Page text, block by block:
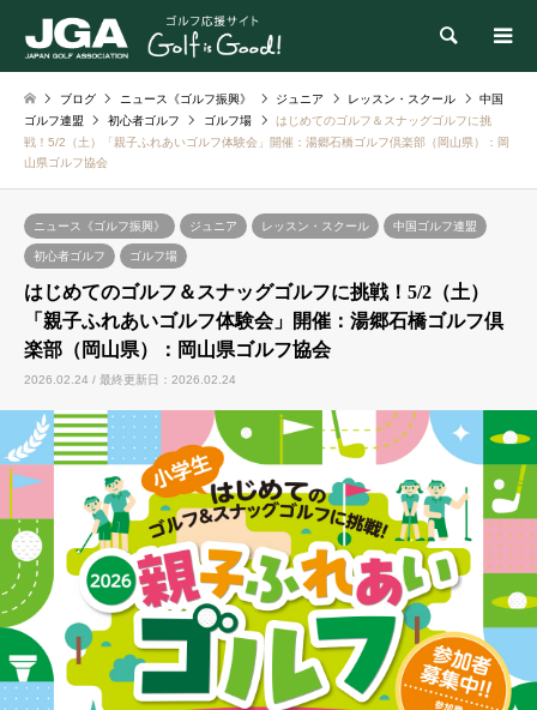
検索
ブログ ニュース《ゴルフ振興》 ジュニア レッスン・スクール
中国
ゴルフ連盟
初心者ゴルフ ゴルフ場
はじめてのゴルフ＆スナッグゴルフに挑
戦！5/2（土）「親子ふれあいゴルフ体験会」開催：湯郷石橋ゴルフ倶楽部（岡山県）：岡
山県ゴルフ協会
ニュース《ゴルフ振興》 ジュニア レッスン・スクール 中国ゴルフ連盟
初心者ゴルフ ゴルフ場
はじめてのゴルフ＆スナッグゴルフに挑戦！5/2（土）
「親子ふれあいゴルフ体験会」開催：湯郷石橋ゴルフ倶
楽部（岡山県）：岡山県ゴルフ協会
2026.02.24 / 最終更新日：2026.02.24